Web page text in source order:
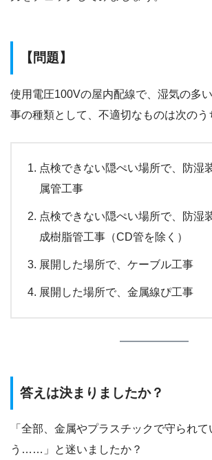
【問題】
使用電圧100Vの屋内配線で、湿気の多
事の種類として、不適切なものは次のう
点検できない隠ぺい場所で、防湿
属管工事
点検できない隠ぺい場所で、防湿
成樹脂管工事（CD管を除く）
展開した場所で、ケーブル工事
展開した場所で、金属線ぴ工事
答えは決まりましたか？
「全部、金属やプラスチックで守られ
う……」と迷いましたか？